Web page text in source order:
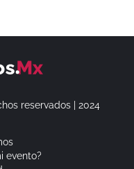
reservados | 2024
evento?